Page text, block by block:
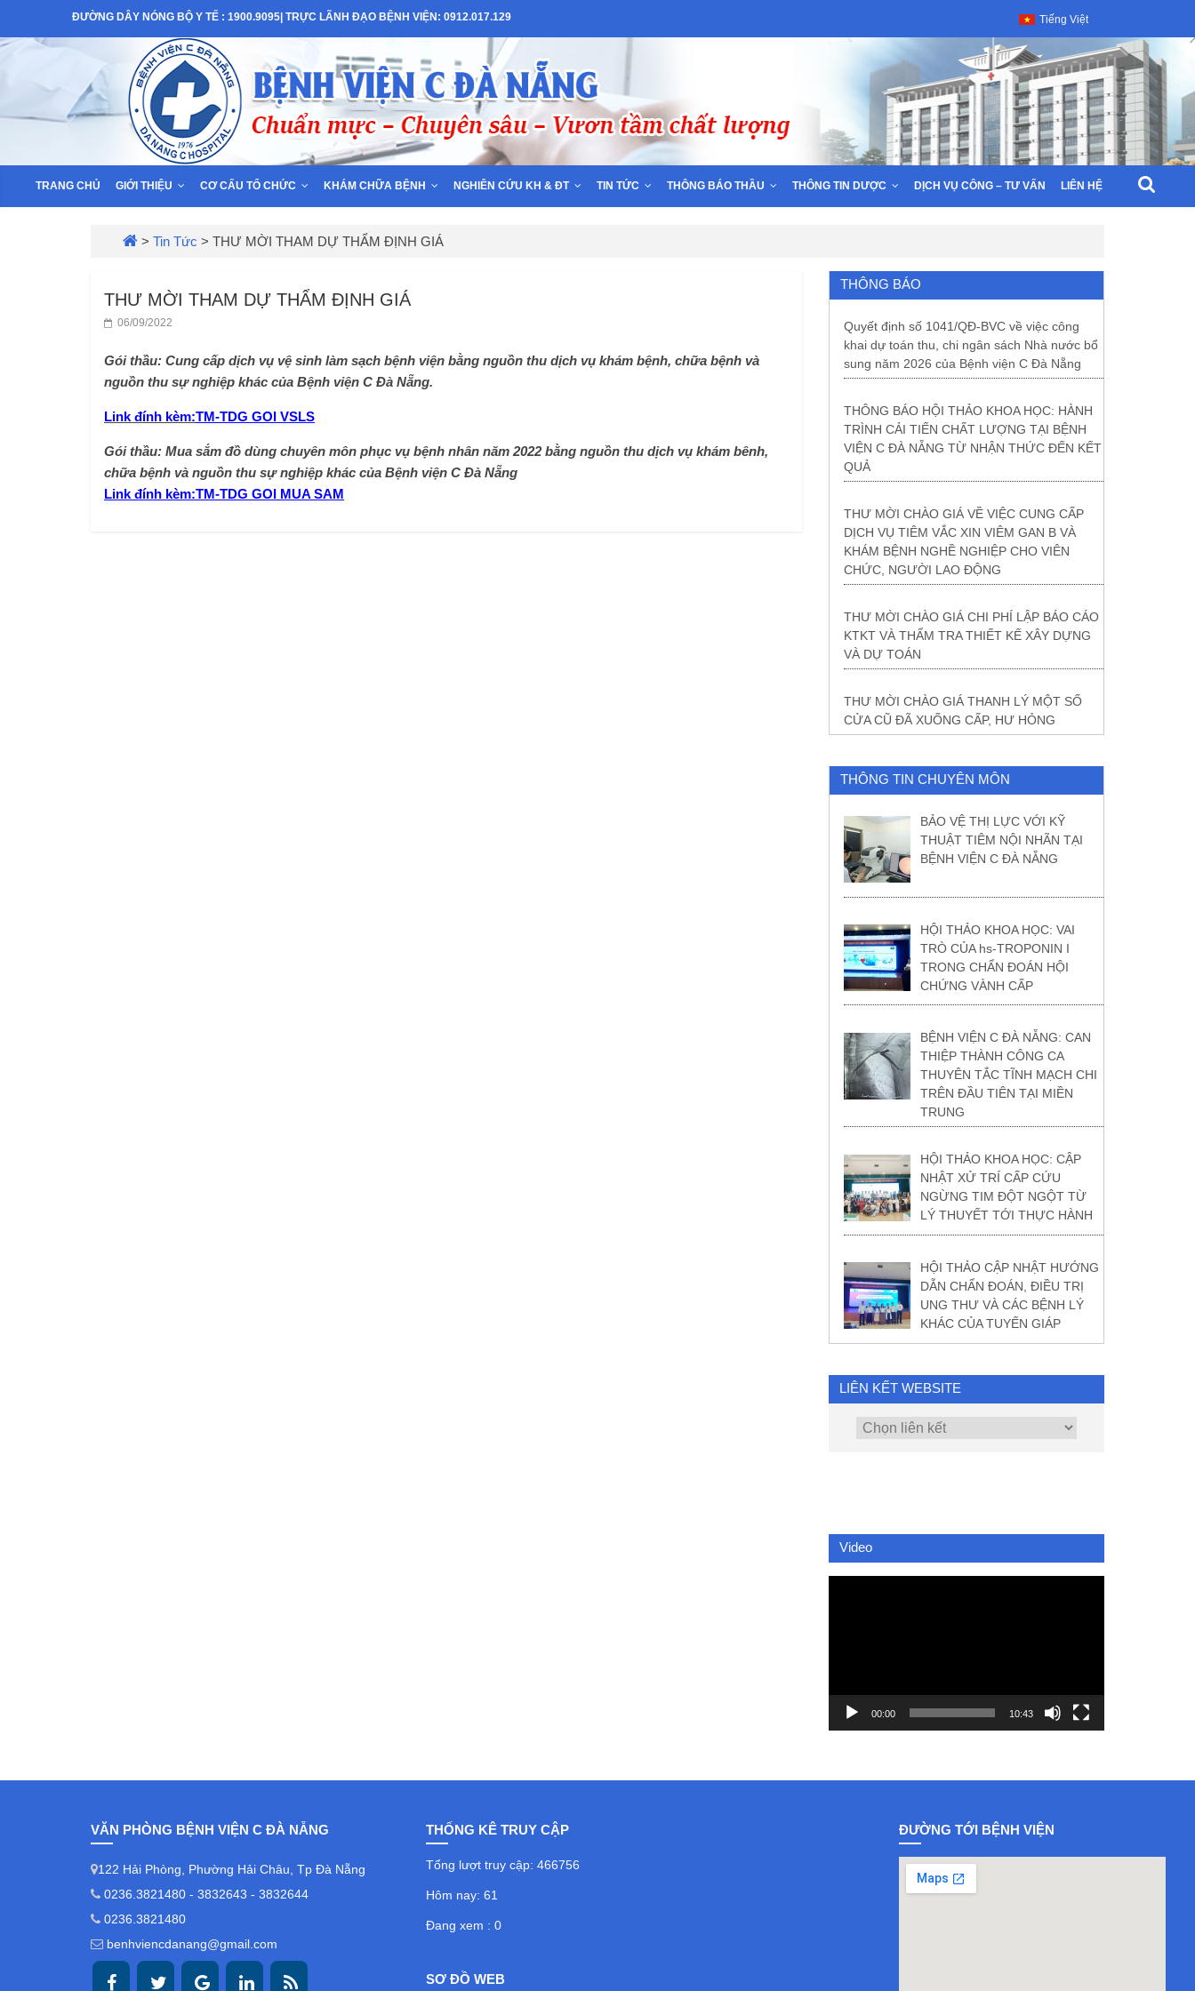
ĐƯỜNG DÂY NÓNG BỘ Y TẾ : 1900.9095| TRỰC LÃNH ĐẠO BỆNH VIỆN: 0912.017.129
Bệnh
Viện
–
TP
Đà
Nẵng
Tiếng Việt
TRANG CHỦ GIỚI THIỆU CƠ CẤU TỔ CHỨC KHÁM CHỮA BỆNH NGHIÊN CỨU KH & ĐT TIN TỨC THÔNG BÁO THẦU THÔNG TIN DƯỢC DỊCH VỤ CÔNG – TƯ VẤN LIÊN HỆ
> Tin Tức > THƯ MỜI THAM DỰ THẨM ĐỊNH GIÁ
THƯ MỜI THAM DỰ THẨM ĐỊNH GIÁ
06/09/2022
Gói thầu: Cung cấp dịch vụ vệ sinh làm sạch bệnh viện bằng nguồn thu dịch vụ khám bệnh, chữa bệnh và
nguồn thu sự nghiệp khác của Bệnh viện C Đà Nẵng.
Link đính kèm:TM-TDG GOI VSLS
Gói thầu: Mua sắm đồ dùng chuyên môn phục vụ bệnh nhân năm 2022 bằng nguồn thu dịch vụ khám bênh,
chữa bệnh và nguồn thu sự nghiệp khác của Bệnh viện C Đà Nẵng
Link đính kèm:TM-TDG GOI MUA SAM
THÔNG BÁO
Quyết định số 1041/QĐ-BVC về việc công
khai dự toán thu, chi ngân sách Nhà nước bổ
sung năm 2026 của Bệnh viện C Đà Nẵng
THÔNG BÁO HỘI THẢO KHOA HỌC: HÀNH
TRÌNH CẢI TIẾN CHẤT LƯỢNG TẠI BỆNH
VIỆN C ĐÀ NẴNG TỪ NHẬN THỨC ĐẾN KẾT
QUẢ
THƯ MỜI CHÀO GIÁ VỀ VIỆC CUNG CẤP
DỊCH VỤ TIÊM VẮC XIN VIÊM GAN B VÀ
KHÁM BỆNH NGHỀ NGHIỆP CHO VIÊN
CHỨC, NGƯỜI LAO ĐỘNG
THƯ MỜI CHÀO GIÁ CHI PHÍ LẬP BÁO CÁO
KTKT VÀ THẨM TRA THIẾT KẾ XÂY DỰNG
VÀ DỰ TOÁN
THƯ MỜI CHÀO GIÁ THANH LÝ MỘT SỐ
CỬA CŨ ĐÃ XUỐNG CẤP, HƯ HỎNG
THÔNG TIN CHUYÊN MÔN
BẢO VỆ THỊ LỰC VỚI KỸ
THUẬT TIÊM NỘI NHÃN TẠI
BỆNH VIỆN C ĐÀ NẴNG
HỘI THẢO KHOA HỌC: VAI
TRÒ CỦA hs-TROPONIN I
TRONG CHẨN ĐOÁN HỘI
CHỨNG VÀNH CẤP
BỆNH VIỆN C ĐÀ NẴNG: CAN
THIỆP THÀNH CÔNG CA
THUYÊN TẮC TĨNH MẠCH CHI
TRÊN ĐẦU TIÊN TẠI MIỀN
TRUNG
HỘI THẢO KHOA HỌC: CẬP
NHẬT XỬ TRÍ CẤP CỨU
NGỪNG TIM ĐỘT NGỘT TỪ
LÝ THUYẾT TỚI THỰC HÀNH
HỘI THẢO CẬP NHẬT HƯỚNG
DẪN CHẨN ĐOÁN, ĐIỀU TRỊ
UNG THƯ VÀ CÁC BỆNH LÝ
KHÁC CỦA TUYẾN GIÁP
LIÊN KẾT WEBSITE
Video
00:00 10:43
VĂN PHÒNG BỆNH VIỆN C ĐÀ NẴNG
122 Hải Phòng, Phường Hải Châu, Tp Đà Nẵng
0236.3821480 - 3832643 - 3832644
0236.3821480
benhviencdanang@gmail.com
THỐNG KÊ TRUY CẬP
Tổng lượt truy cập: 466756
Hôm nay: 61
Đang xem : 0
SƠ ĐỒ WEB
ĐƯỜNG TỚI BỆNH VIỆN